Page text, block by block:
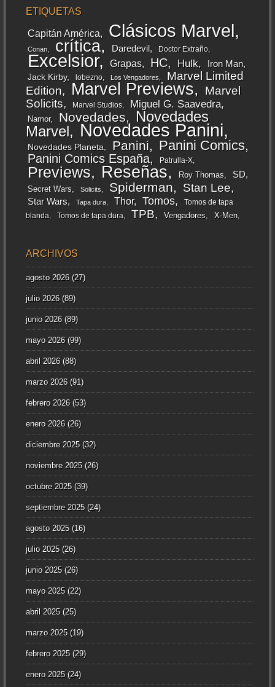
ETIQUETAS
Capitán América Clásicos Marvel
Conan crítica Daredevil Doctor Extraño
Excelsior Grapas HC Hulk Iron Man
Jack Kirby lobezno Los Vengadores
Marvel Limited
Edition
Marvel Previews
Marvel
Solicits
Marvel Studios Miguel G. Saavedra
Namor Novedades
Novedades
Marvel
Novedades Panini
Novedades Planeta Panini Panini Comics
Panini Comics España Patrulla-X
Previews Reseñas Roy Thomas SD
Secret Wars Solicits Spiderman Stan Lee
Star Wars Tapa dura Thor Tomos
Tomos de tapa
blanda
Tomos de tapa dura TPB Vengadores X-Men
ARCHIVOS
agosto 2026(27)
julio 2026(89)
junio 2026(89)
mayo 2026(99)
abril 2026(88)
marzo 2026(91)
febrero 2026(53)
enero 2026(26)
diciembre 2025(32)
noviembre 2025(26)
octubre 2025(39)
septiembre 2025(24)
agosto 2025(16)
julio 2025(26)
junio 2025(26)
mayo 2025(22)
abril 2025(25)
marzo 2025(19)
febrero 2025(29)
enero 2025(24)